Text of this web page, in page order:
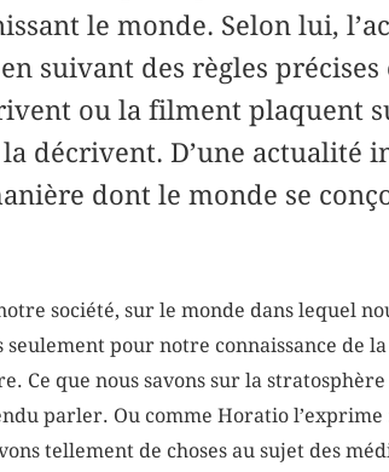
le monde. Selon lui,
suivant des règles
ou la filment plaquent
décrivent. D’une actualité
dont le monde se
société, sur le monde dans lequel
seulement pour notre connaissance de
Ce que nous savons sur la
parler. Ou comme Horatio l’exprime
tellement de choses au sujet des